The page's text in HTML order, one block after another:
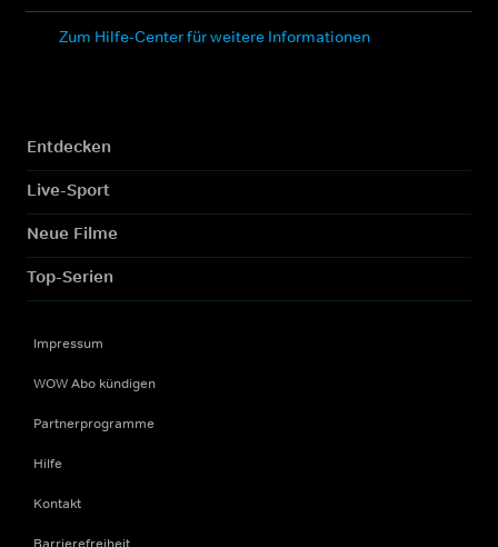
Zum Hilfe-Center für weitere Informationen
Entdecken
Live-Sport
Neue Filme
Top-Serien
Impressum
WOW Abo kündigen
Partnerprogramme
Hilfe
Kontakt